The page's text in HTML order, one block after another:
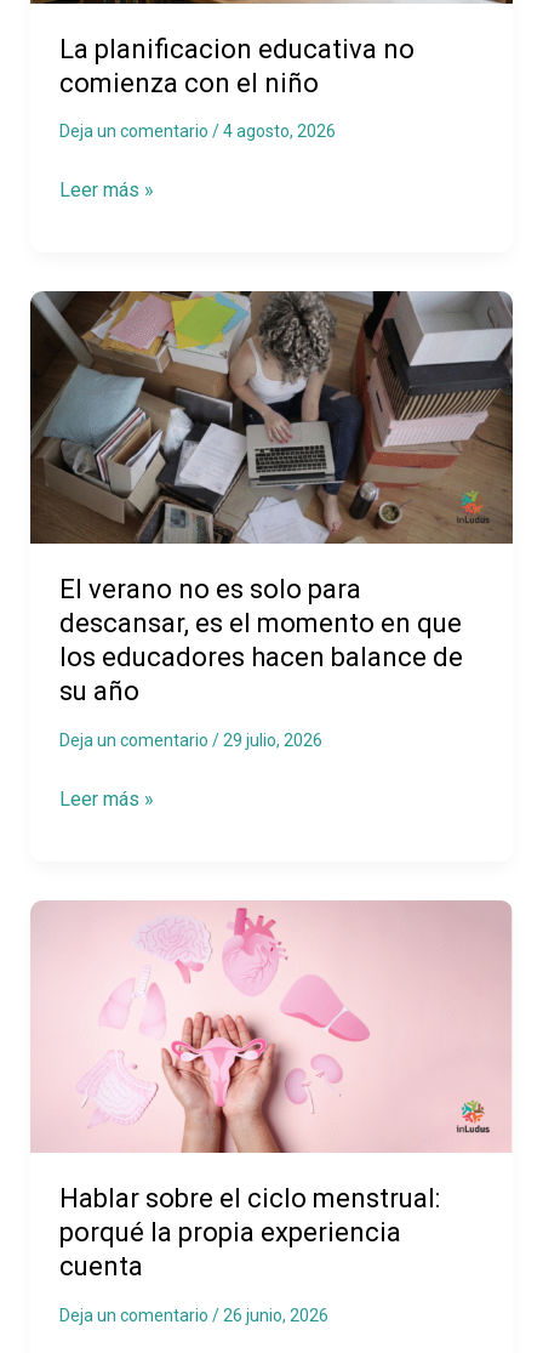
La planificacion educativa no
comienza con el niño
Deja un comentario /4 agosto, 2026
Leer más »
El verano no es solo para
descansar, es el momento en que
los educadores hacen balance de
su año
Deja un comentario /29 julio, 2026
El
verano
no
solo
para
descansar,
el
momento
en
que
los
hacen
su
Leer más »
Hablar sobre el ciclo menstrual:
porqué la propia experiencia
cuenta
Deja un comentario /26 junio, 2026
menstrual:
porqué
experiencia
cuenta